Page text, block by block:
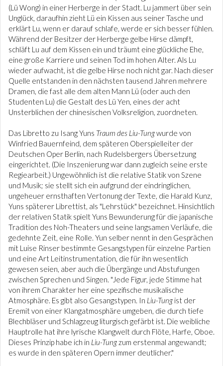
(Lü Wong) in einer Herberge in der Stadt. Lu jammert über sein
Unglück, daraufhin zieht Lü ein Kissen aus seiner Tasche und
erklärt Lu, wenn er darauf schlafe, werde er sich besser fühlen.
Während der Besitzer der Herberge gelbe Hirse dämpft,
schläft Lu auf dem Kissen ein und träumt eine glückliche Ehe,
eine große Karriere und seinen Tod im hohen Alter. Als Lu
wieder aufwacht, ist die gelbe Hirse noch nicht gar. Nach dieser
Quelle entstanden in den nächsten tausend Jahren mehrere
Dramen, die fast alle dem alten Mann Lü (oder auch den
Studenten Lu) die Gestalt des Lü Yen, eines der acht
Unsterblichen der chinesischen Volksreligion, zuordneten.
Das Libretto zu Isang Yuns Traum des Liu-Tungwurde von
Winfried Bauernfeind, dem späteren Oberspielleiter der
Deutschen Oper Berlin, nach Rudelsbergers Übersetzung
eingerichtet. (Die Inszenierung war dann zugleich seine erste
Regiearbeit.) Ungewöhnlich ist die relative Statik von Szene
und Musik; sie stellt sich ein aufgrund der eindringlichen,
ungeheuer ernsthaften Vertonung der Texte, die Harald Kunz,
Yuns späterer Librettist, als "Lehrstück" bezeichnet. Hinsichtlich
der relativen Statik spielt Yuns Bewunderung für die japanische
Tradition des Noh-Theaters und seine langsamen Verläufe, die
gedehnte Zeit, eine Rolle. Yun selber nennt in den Gesprächen
mit Luise Rinser bestimmte Gesangstypen für einzelne Partien
und eine Art Leitinstrumentation, die für ihn wesentlich
gewesen seien, aber auch die Übergänge und Abstufungen
zwischen Sprechen und Singen. "Jede Figur, jede Stimme hat
von ihrem Charakter her eine spezifische musikalische
Atmosphäre. Es gibt also Gesangstypen. In Liu-Tung ist der
Eremit von einer Klangatmosphäre umgeben, die durch tiefe
Blechbläser und Schlagzeug liturgisch gefärbt ist. Die weibliche
Hauptrolle hat ihre lyrische Klangwelt durch Flöte, Harfe, Oboe.
Dieses Prinzip habe ich in Liu-Tungzum erstenmal angewandt;
es wurde in den späteren Opern immer deutlicher."